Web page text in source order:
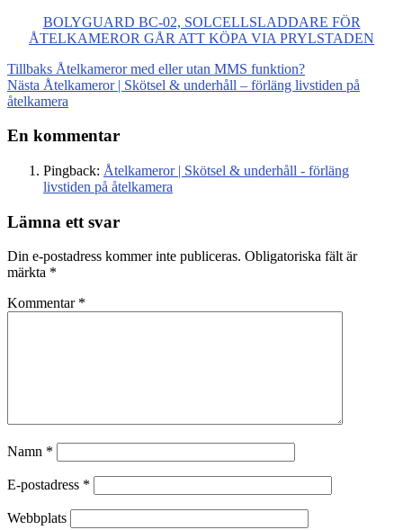
BOLYGUARD BC-02, SOLCELLSLADDARE FÖR
ÅTELKAMEROR GÅR ATT KÖPA VIA PRYLSTADEN
Tillbaks Åtelkameror med eller utan MMS funktion?
Nästa Åtelkameror | Skötsel & underhåll – förläng livstiden på
åtelkamera
En kommentar
Pingback: Åtelkameror | Skötsel & underhåll - förläng
livstiden på åtelkamera
Lämna ett svar
Din e-postadress kommer inte publiceras. Obligatoriska fält är
märkta *
Kommentar *
Namn *
E-postadress *
Webbplats